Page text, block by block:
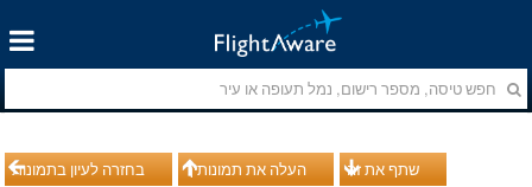
בחזרה לעיון בתמונות העלה את תמונותיך שתף את זה